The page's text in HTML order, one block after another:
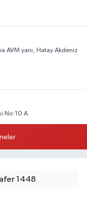
AVM yanı, Hatay Akdeniz
No:10 A
1448